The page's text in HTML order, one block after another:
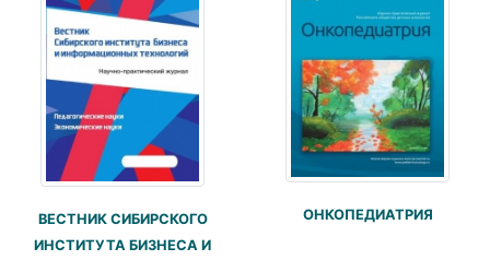
ВЕСТНИК СИБИРСКОГО
ИНСТИТУТА БИЗНЕСА И
ОНКОПЕДИАТРИЯ